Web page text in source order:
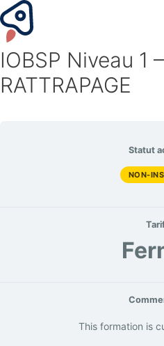
IOBSP Niveau 1
RATTRAPAGE
Statut
NON-
This formation is